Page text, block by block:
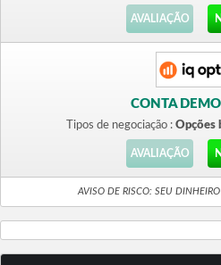
AVALIAÇÃO
CONTA
Tipos de negociação : Opções
AVALIAÇÃO
AVISO DE RISCO: SEU